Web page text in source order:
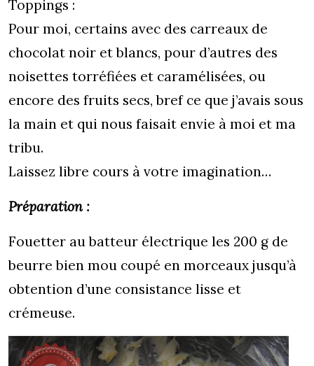
Toppings :
Pour moi, certains avec des carreaux de
chocolat noir et blancs, pour d’autres des
noisettes torréfiées et caramélisées, ou
encore des fruits secs, bref ce que j’avais sous
la main et qui nous faisait envie à moi et ma
tribu.
Laissez libre cours à votre imagination…
Préparation :
Fouetter au batteur électrique les 200 g de
beurre bien mou coupé en morceaux jusqu’à
obtention d’une consistance lisse et
crémeuse.